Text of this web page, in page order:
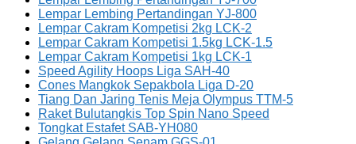
Lempar Lembing Pertandingan YJ-800
Lempar Cakram Kompetisi 2kg LCK-2
Lempar Cakram Kompetisi 1.5kg LCK-1.5
Lempar Cakram Kompetisi 1kg LCK-1
Speed Agility Hoops Liga SAH-40
Cones Mangkok Sepakbola Liga D-20
Tiang Dan Jaring Tenis Meja Olympus TTM-5
Raket Bulutangkis Top Spin Nano Speed
Tongkat Estafet SAB-YH080